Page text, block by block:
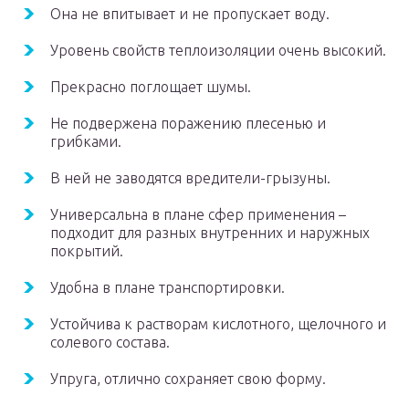
Она не впитывает и не пропускает воду.
Уровень свойств теплоизоляции очень высокий.
Прекрасно поглощает шумы.
Не подвержена поражению плесенью и
грибками.
В ней не заводятся вредители-грызуны.
Универсальна в плане сфер применения –
подходит для разных внутренних и наружных
покрытий.
Удобна в плане транспортировки.
Устойчива к растворам кислотного, щелочного и
солевого состава.
Упруга, отлично сохраняет свою форму.